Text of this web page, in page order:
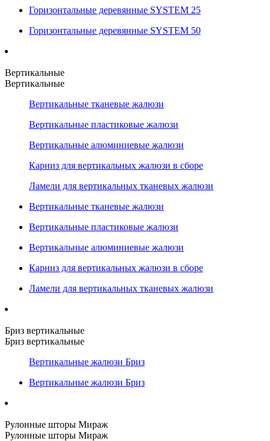
Горизонтальные деревянные SYSTEM 25
Горизонтальные деревянные SYSTEM 50
Вертикальные
Вертикальные
Вертикальные тканевые жалюзи
Вертикальные пластиковые жалюзи
Вертикальные алюминиевые жалюзи
Карниз для вертикальных жалюзи в сборе
Ламели для вертикальных тканевых жалюзи
Вертикальные тканевые жалюзи
Вертикальные пластиковые жалюзи
Вертикальные алюминиевые жалюзи
Карниз для вертикальных жалюзи в сборе
Ламели для вертикальных тканевых жалюзи
Бриз вертикальные
Бриз вертикальные
Вертикальные жалюзи Бриз
Вертикальные жалюзи Бриз
Рулонные шторы Мираж
Рулонные шторы Мираж